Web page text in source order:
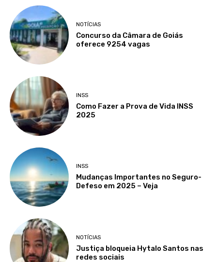
NOTÍCIAS
Concurso da Câmara de Goiás
oferece 9254 vagas
INSS
Como Fazer a Prova de Vida INSS
2025
INSS
Mudanças Importantes no Seguro-
Defeso em 2025 – Veja
NOTÍCIAS
Justiça bloqueia Hytalo Santos nas
redes sociais